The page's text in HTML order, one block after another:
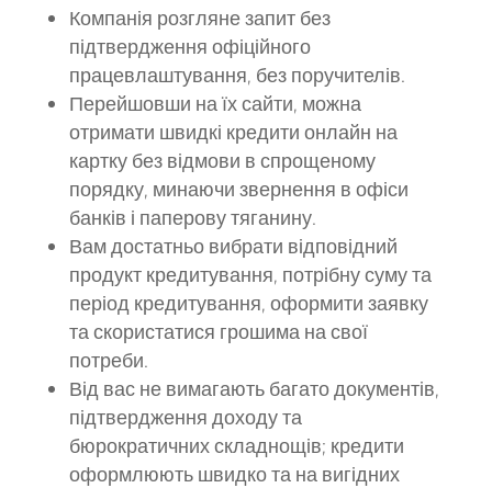
Компанія розгляне запит без
підтвердження офіційного
працевлаштування, без поручителів.
Перейшовши на їх сайти, можна
отримати швидкі кредити онлайн на
картку без відмови в спрощеному
порядку, минаючи звернення в офіси
банків і паперову тяганину.
Вам достатньо вибрати відповідний
продукт кредитування, потрібну суму та
період кредитування, оформити заявку
та скористатися грошима на свої
потреби.
Від вас не вимагають багато документів,
підтвердження доходу та
бюрократичних складнощів; кредити
оформлюють швидко та на вигідних